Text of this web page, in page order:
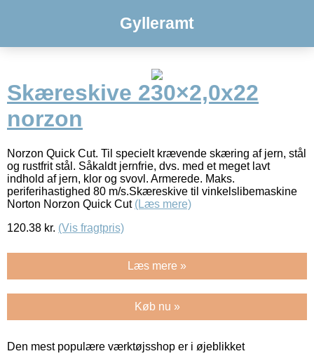
Gylleramt
Skæreskive 230×2,0x22
norzon
Norzon Quick Cut. Til specielt krævende skæring af jern, stål
og rustfrit stål. Såkaldt jernfrie, dvs. med et meget lavt
indhold af jern, klor og svovl. Armerede. Maks.
periferihastighed 80 m/s.Skæreskive til vinkelslibemaskine
Norton Norzon Quick Cut (Læs mere)
120.38 kr. (Vis fragtpris)
Læs mere »
Køb nu »
Den mest populære værktøjsshop er i øjeblikket